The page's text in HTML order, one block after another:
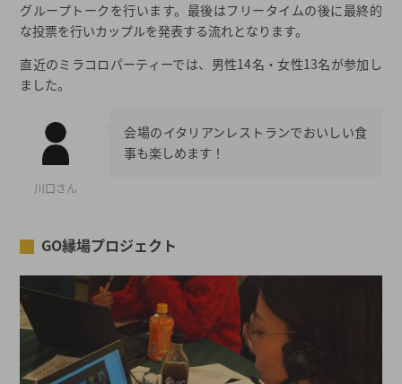
グループトークを行います。最後はフリータイムの後に最終的
な投票を行いカップルを発表する流れとなります。
直近のミラコロパーティーでは、男性14名・女性13名が参加し
ました。
川口さん
会場のイタリアンレストランでおいしい食
事も楽しめます！
GO縁場プロジェクト